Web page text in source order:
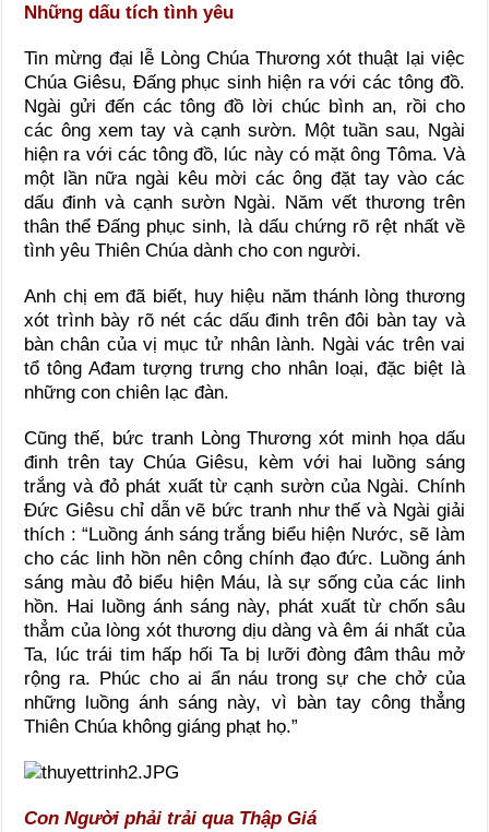
Những dấu tích tình yêu
Tin mừng đại lễ Lòng Chúa Thương xót thuật lại việc
Chúa Giêsu, Đấng phục sinh hiện ra với các tông đồ.
Ngài gửi đến các tông đồ lời chúc bình an, rồi cho
các ông xem tay và cạnh sườn. Một tuần sau, Ngài
hiện ra với các tông đồ, lúc này có mặt ông Tôma. Và
một lần nữa ngài kêu mời các ông đặt tay vào các
dấu đinh và cạnh sườn Ngài. Năm vết thương trên
thân thể Đấng phục sinh, là dấu chứng rõ rệt nhất về
tình yêu Thiên Chúa dành cho con người.
Anh chị em đã biết, huy hiệu năm thánh lòng thương
xót trình bày rõ nét các dấu đinh trên đôi bàn tay và
bàn chân của vị mục tử nhân lành. Ngài vác trên vai
tổ tông Ađam tượng trưng cho nhân loại, đặc biệt là
những con chiên lạc đàn.
Cũng thế, bức tranh Lòng Thương xót minh họa dấu
đinh trên tay Chúa Giêsu, kèm với hai luồng sáng
trắng và đỏ phát xuất từ cạnh sườn của Ngài. Chính
Đức Giêsu chỉ dẫn vẽ bức tranh như thế và Ngài giải
thích : “Luồng ánh sáng trắng biểu hiện Nước, sẽ làm
cho các linh hồn nên công chính đạo đức. Luồng ánh
sáng màu đỏ biểu hiện Máu, là sự sống của các linh
hồn. Hai luồng ánh sáng này, phát xuất từ chốn sâu
thẳm của lòng xót thương dịu dàng và êm ái nhất của
Ta, lúc trái tim hấp hối Ta bị lưỡi đòng đâm thâu mở
rộng ra. Phúc cho ai ẩn náu trong sự che chở của
những luồng ánh sáng này, vì bàn tay công thẳng
Thiên Chúa không giáng phạt họ.”
Con Người phải trải qua Thập Giá